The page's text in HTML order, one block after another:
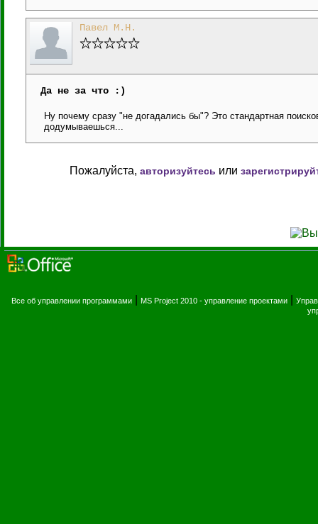
Павел М.Н.
Да не за что :)
Ну почему сразу "не догадались бы"? Это стандартная
додумываешься...
Пожалуйста, авторизуйтесь или
Все об управлении программами MS Project 2010 - управление проектами